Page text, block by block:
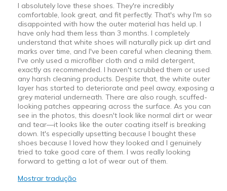
I absolutely love these shoes. They're incredibly
comfortable, look great, and fit perfectly. That's why I'm so
disappointed with how the outer material has held up. I
have only had them less than 3 months. I completely
understand that white shoes will naturally pick up dirt and
marks over time, and I've been careful when cleaning them.
I've only used a microfiber cloth and a mild detergent,
exactly as recommended. I haven't scrubbed them or used
any harsh cleaning products. Despite that, the white outer
layer has started to deteriorate and peel away, exposing a
grey material underneath. There are also rough, scuffed-
looking patches appearing across the surface. As you can
see in the photos, this doesn't look like normal dirt or wear
and tear—it looks like the outer coating itself is breaking
down. It's especially upsetting because I bought these
shoes because I loved how they looked and I genuinely
tried to take good care of them. I was really looking
forward to getting a lot of wear out of them.
Mostrar tradução